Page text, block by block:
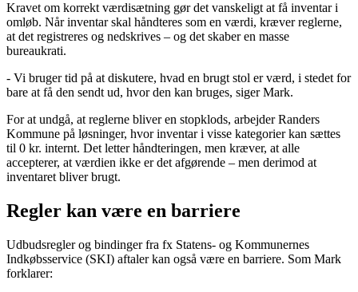
Kravet om korrekt værdisætning gør det vanskeligt at få inventar i
omløb. Når inventar skal håndteres som en værdi, kræver reglerne,
at det registreres og nedskrives – og det skaber en masse
bureaukrati.
- Vi bruger tid på at diskutere, hvad en brugt stol er værd, i stedet for
bare at få den sendt ud, hvor den kan bruges, siger Mark.
For at undgå, at reglerne bliver en stopklods, arbejder Randers
Kommune på løsninger, hvor inventar i visse kategorier kan sættes
til 0 kr. internt. Det letter håndteringen, men kræver, at alle
accepterer, at værdien ikke er det afgørende – men derimod at
inventaret bliver brugt.
Regler kan være en barriere
Udbudsregler og bindinger fra fx Statens- og Kommunernes
Indkøbsservice (SKI) aftaler kan også være en barriere. Som Mark
forklarer: